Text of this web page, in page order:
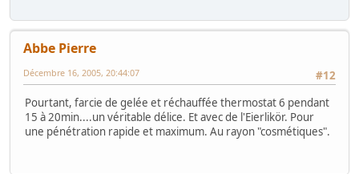
Abbe Pierre
#12
Décembre 16, 2005, 20:44:07
Pourtant, farcie de gelée et réchauffée thermostat 6 pendant
15 à 20min....un véritable délice. Et avec de l'Eierlikör. Pour
une pénétration rapide et maximum. Au rayon "cosmétiques".